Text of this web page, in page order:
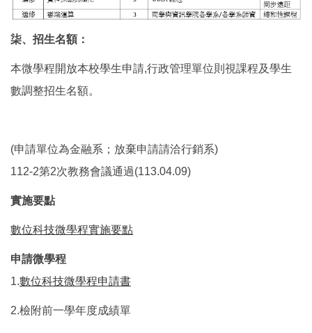
柒、招生名額：
本微學程開放本校學生申請,行政管理單位則視課程及學生
數調整招生名額。
(申請單位為金融系；放棄申請請洽行銷系)
112-2第2次教務會議通過(113.04.09)
實施要點
數位科技微學程實施要點
申請微學程
1.數位科技微學程申請書
2.檢附前一學年度成績單